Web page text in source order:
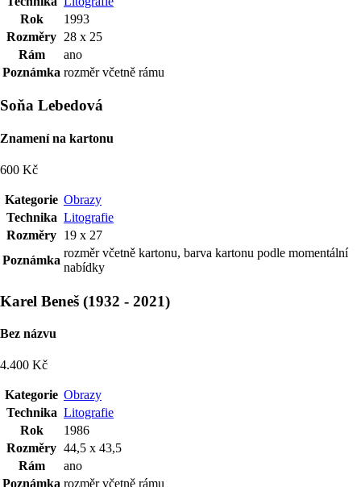
Rok
1993
Rozměry 28 x 25
Rám
ano
Poznámka rozměr včetně rámu
Soňa Lebedová
Znamení na kartonu
600 Kč
Kategorie Obrazy
Technika Litografie
Rozměry 19 x 27
Poznámka
rozměr včetně kartonu, barva kartonu podle momentální
nabídky
Karel Beneš (1932 - 2021)
Bez názvu
4.400 Kč
Kategorie Obrazy
Technika Litografie
Rok
1986
Rozměry 44,5 x 43,5
Rám
ano
Poznámka rozměr včetně rámu